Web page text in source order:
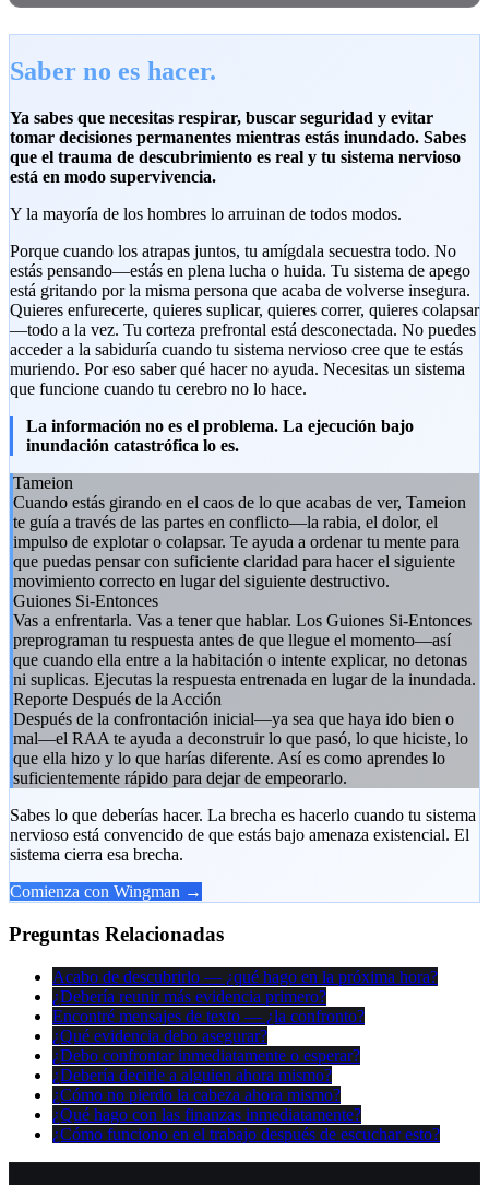
Saber no es hacer.
Ya sabes que necesitas respirar, buscar seguridad y evitar
tomar decisiones permanentes mientras estás inundado. Sabes
que el trauma de descubrimiento es real y tu sistema nervioso
está en modo supervivencia.
Y la mayoría de los hombres lo arruinan de todos modos.
Porque cuando los atrapas juntos, tu amígdala secuestra todo. No
estás pensando—estás en plena lucha o huida. Tu sistema de apego
está gritando por la misma persona que acaba de volverse insegura.
Quieres enfurecerte, quieres suplicar, quieres correr, quieres colapsar
—todo a la vez. Tu corteza prefrontal está desconectada. No puedes
acceder a la sabiduría cuando tu sistema nervioso cree que te estás
muriendo. Por eso saber qué hacer no ayuda. Necesitas un sistema
que funcione cuando tu cerebro no lo hace.
La información no es el problema. La ejecución bajo
inundación catastrófica lo es.
Tameion
Cuando estás girando en el caos de lo que acabas de ver, Tameion
te guía a través de las partes en conflicto—la rabia, el dolor, el
impulso de explotar o colapsar. Te ayuda a ordenar tu mente para
que puedas pensar con suficiente claridad para hacer el siguiente
movimiento correcto en lugar del siguiente destructivo.
Guiones Si-Entonces
Vas a enfrentarla. Vas a tener que hablar. Los Guiones Si-Entonces
preprograman tu respuesta antes de que llegue el momento—así
que cuando ella entre a la habitación o intente explicar, no detonas
ni suplicas. Ejecutas la respuesta entrenada en lugar de la inundada.
Reporte Después de la Acción
Después de la confrontación inicial—ya sea que haya ido bien o
mal—el RAA te ayuda a deconstruir lo que pasó, lo que hiciste, lo
que ella hizo y lo que harías diferente. Así es como aprendes lo
suficientemente rápido para dejar de empeorarlo.
Sabes lo que deberías hacer. La brecha es hacerlo cuando tu sistema
nervioso está convencido de que estás bajo amenaza existencial. El
sistema cierra esa brecha.
Comienza con Wingman →
Preguntas Relacionadas
Acabo de descubrirlo — ¿qué hago en la próxima hora?
¿Debería reunir más evidencia primero?
Encontré mensajes de texto — ¿la confronto?
¿Qué evidencia debo asegurar?
¿Debo confrontar inmediatamente o esperar?
¿Debería decirle a alguien ahora mismo?
¿Cómo no pierdo la cabeza ahora mismo?
¿Qué hago con las finanzas inmediatamente?
¿Cómo funciono en el trabajo después de escuchar esto?